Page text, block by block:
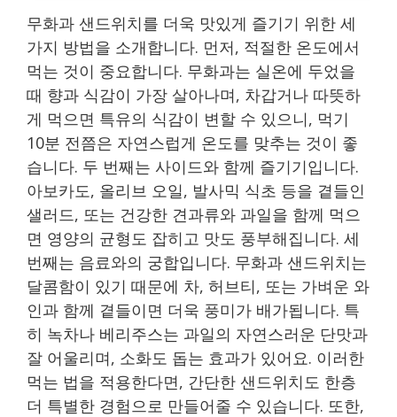
무화과 샌드위치를 더욱 맛있게 즐기기 위한 세
가지 방법을 소개합니다. 먼저, 적절한 온도에서
먹는 것이 중요합니다. 무화과는 실온에 두었을
때 향과 식감이 가장 살아나며, 차갑거나 따뜻하
게 먹으면 특유의 식감이 변할 수 있으니, 먹기
10분 전쯤은 자연스럽게 온도를 맞추는 것이 좋
습니다. 두 번째는 사이드와 함께 즐기기입니다.
아보카도, 올리브 오일, 발사믹 식초 등을 곁들인
샐러드, 또는 건강한 견과류와 과일을 함께 먹으
면 영양의 균형도 잡히고 맛도 풍부해집니다. 세
번째는 음료와의 궁합입니다. 무화과 샌드위치는
달콤함이 있기 때문에 차, 허브티, 또는 가벼운 와
인과 함께 곁들이면 더욱 풍미가 배가됩니다. 특
히 녹차나 베리주스는 과일의 자연스러운 단맛과
잘 어울리며, 소화도 돕는 효과가 있어요. 이러한
먹는 법을 적용한다면, 간단한 샌드위치도 한층
더 특별한 경험으로 만들어줄 수 있습니다. 또한,